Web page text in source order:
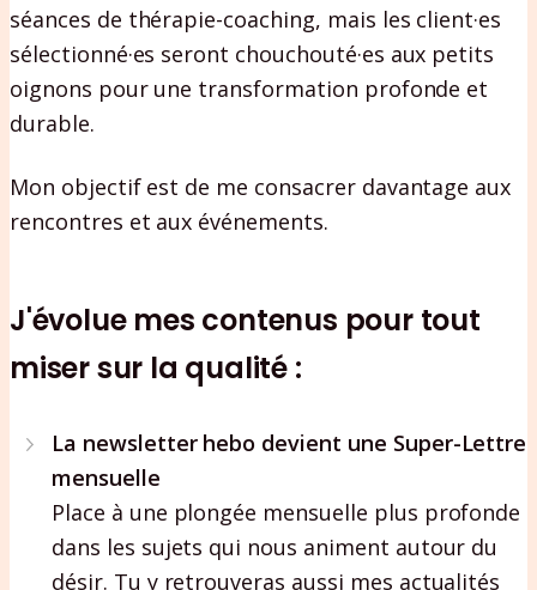
séances de thérapie-coaching, mais les client·es
sélectionné·es seront chouchouté·es aux petits
oignons pour une transformation profonde et
durable.
Mon objectif est de me consacrer davantage aux
rencontres et aux événements.
J'évolue mes contenus pour tout
miser sur la qualité :
La newsletter hebo devient une Super-Lettre
mensuelle
Place à une plongée mensuelle plus profonde
dans les sujets qui nous animent autour du
désir. Tu y retrouveras aussi mes actualités